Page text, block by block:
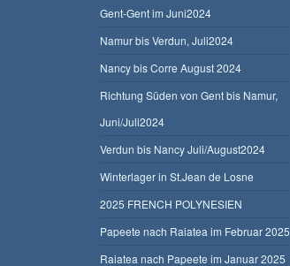
Gent-Gent im Juni2024
Namur bis Verdun, Juli2024
Nancy bis Corre August 2024
Richtung Süden von Gent bis Namur,
Juni/Juli2024
Verdun bis Nancy Juli/August2024
Winterlager in St.Jean de Losne
2025 FRENCH POLYNESIEN
Papeete nach Raiatea im Februar 2025
Raiatea nach Papeete im Januar 2025